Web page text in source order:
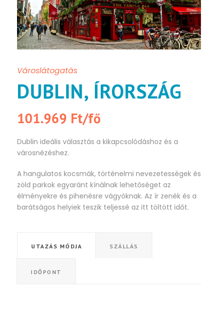
Városlátogatás
DUBLIN, ÍRORSZÁG
101.969 Ft/fő
Dublin ideális választás a kikapcsolódáshoz és a
városnézéshez.
A hangulatos kocsmák, történelmi nevezetességek és
zöld parkok egyaránt kínálnak lehetőséget az
élményekre és pihenésre vágyóknak. Az ír zenék és a
barátságos helyiek teszik teljessé az itt töltött időt.
UTAZÁS MÓDJA SZÁLLÁS
IDŐPONT